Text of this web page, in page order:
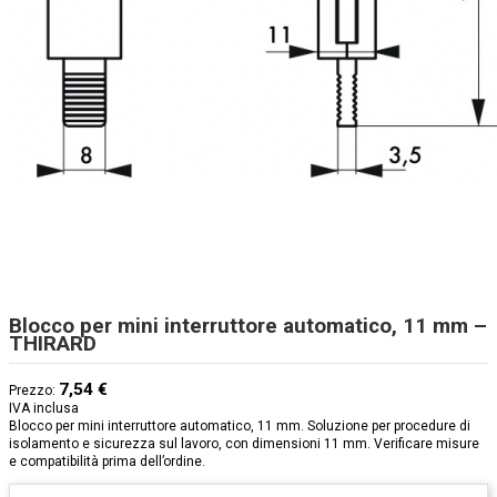
Blocco per mini interruttore automatico, 11 mm –
THIRARD
Prezzo: 7,54 €
IVA inclusa
Blocco per mini interruttore automatico, 11 mm. Soluzione per procedure di
isolamento e sicurezza sul lavoro, con dimensioni 11 mm. Verificare misure
e compatibilità prima dell’ordine.